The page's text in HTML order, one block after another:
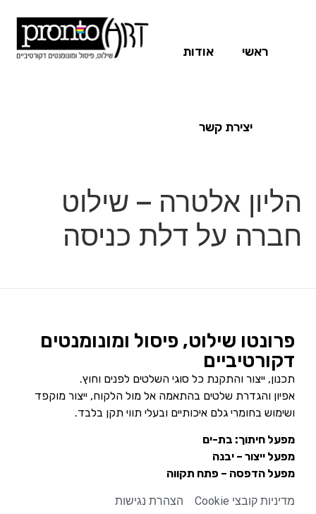
ראשי אודות
יצירת קשר
הליון אלטרה – שילוט
חברה על דלת כניסה
פרונטו שילוט, פיסול ומונומנטים
דקורטיביים
תכנון, ייצור והתקנת כל סוגי השלטים לפנים וחוץ.
אפיון והגדרת שלטים בהתאמה אל מול הלקוח, ייצור מוקפד
ושימוש בחומרי גלם איכותיים ובעלי תווי תקן בלבד.
מפעל חיתוך: בת-ים
מפעל ייצור – יבנה
מפעל הדפסה – פתח תקווה
מדיניות קובצי Cookie הצהרת נגישות